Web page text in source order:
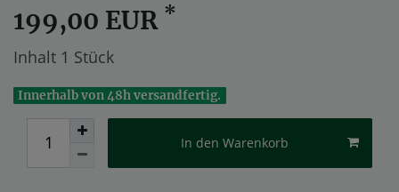
199,00 EUR *
Inhalt 1 Stück
Innerhalb von 48h versandfertig.
In den Warenkorb